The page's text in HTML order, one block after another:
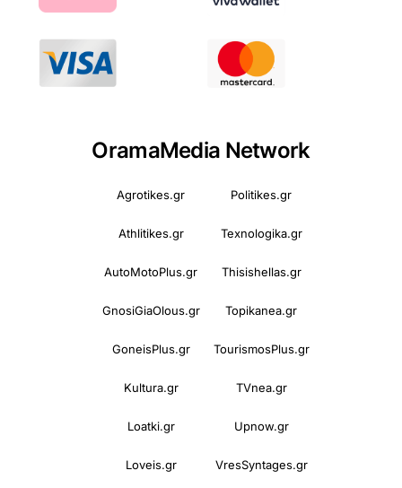
OramaMedia Network
Agrotikes.gr Politikes.gr
Athlitikes.gr Texnologika.gr
AutoMotoPlus.gr Thisishellas.gr
GnosiGiaOlous.gr Topikanea.gr
GoneisPlus.gr TourismosPlus.gr
Kultura.gr TVnea.gr
Loatki.gr Upnow.gr
Loveis.gr VresSyntages.gr